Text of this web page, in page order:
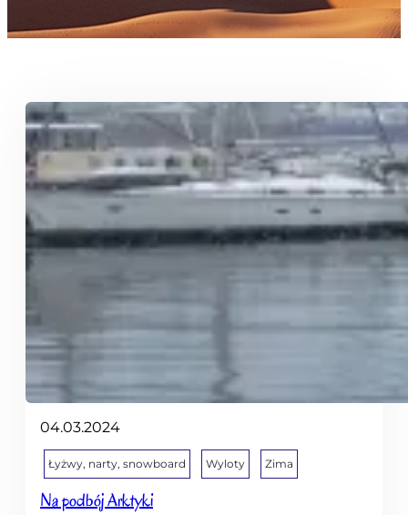
04.03.2024
Łyżwy, narty, snowboard Wyloty Zima
Na podbój Arktyki